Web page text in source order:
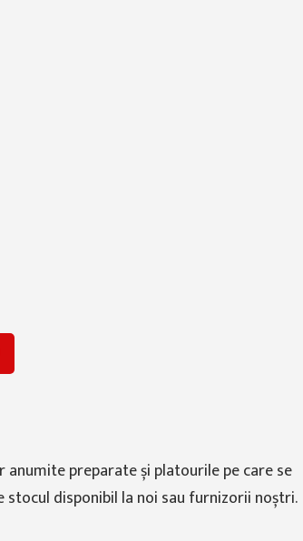
preparate și platourile pe care se
disponibil la noi sau furnizorii noștri.